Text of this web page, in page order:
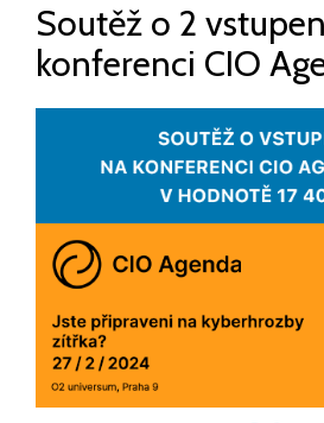
Soutěž o 2
konferenci CIO